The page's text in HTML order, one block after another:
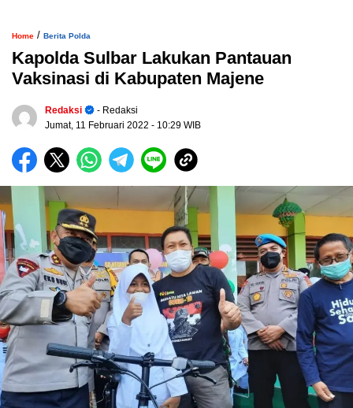
Home / Berita Polda
Kapolda Sulbar Lakukan Pantauan
Vaksinasi di Kabupaten Majene
Redaksi
- Redaksi
Jumat, 11 Februari 2022 - 10:29 WIB